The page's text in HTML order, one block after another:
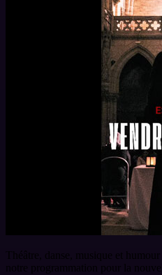
Théâtre, danse, musique et
notre programmation pour la